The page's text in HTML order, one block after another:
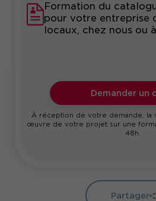
Formation du
pour votre entreprise
locaux, chez nous ou
Demander un
À réception de votre demande, la
œuvre de votre projet sur une
48h.
Partager